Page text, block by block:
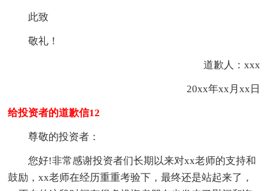
此致
敬礼！
道歉人：xxx
20xx年xx月xx日
给投资者的道歉信12
尊敬的投资者：
您好!非常感谢投资者们长期以来对xx老师的支持和
鼓励，xx老师在经历重重考验下，最终还是站起来了，